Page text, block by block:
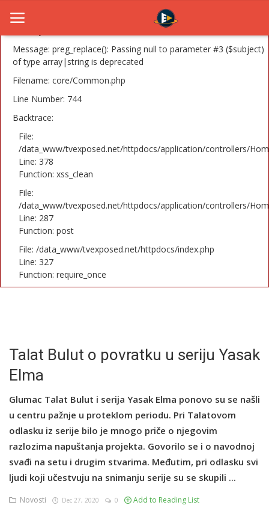
A PHP Error was encountered
Message: preg_replace(): Passing null to parameter #3 ($subject)
of type array|string is deprecated
Filename: core/Common.php
Line Number: 744
Backtrace:
File:
/data_www/tvexposed.net/httpdocs/application/controllers/
Line: 378
Function: xss_clean
File:
/data_www/tvexposed.net/httpdocs/application/controllers/
Line: 287
Function: post
File: /data_www/tvexposed.net/httpdocs/index.php
Line: 327
Function: require_once
Home
TV Serije
Filmovi
Glumci
Contact
Register
Talat Bulut o povratku u seriju Yasak
Elma
Glumac Talat Bulut i serija Yasak Elma ponovo su se našli
u centru pažnje u proteklom periodu. Pri Talatovom
odlasku iz serije bilo je mnogo priče o njegovim
razlozima napuštanja projekta. Govorilo se i o navodnoj
svađi na setu i drugim stvarima. Međutim, pri odlasku svi
ljudi koji učestvuju na snimanju serije su se skupili ...
Novosti Dec 27, 2020 0 Add to Reading List